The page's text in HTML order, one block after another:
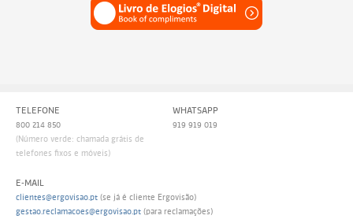
TELEFONE
800 214 850
(Número verde: chamada grátis de
telefones fixos e móveis)
WHATSAPP
919 919 019
E-MAIL
clientes@ergovisao.pt (se já é cliente Ergovisão)
gestao.reclamacoes@ergovisao.pt (para reclamações)